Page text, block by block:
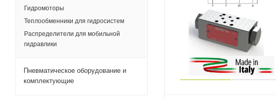
Гидромоторы
Теплообменники для гидросистем
Распределители для мобильной
гидравлики
Пневматическое оборудование и
комплектующие